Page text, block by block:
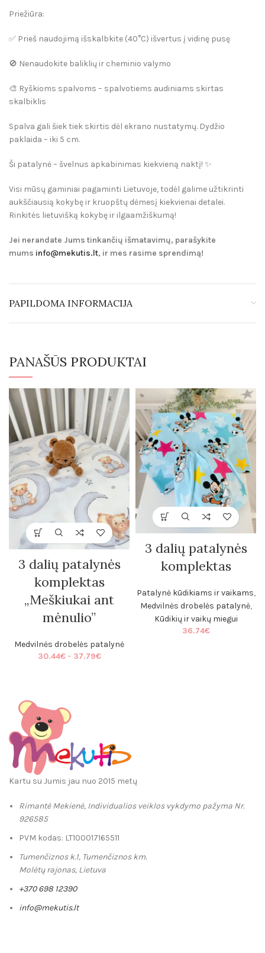
Priežiūra:
✅ Prieš naudojimą išskalbkite (40°C) išvertus į vidinę pusę
🚫 Nenaudokite baliklių ir cheminio valymo
🎨 Ryškioms spalvoms – spalvotiems audiniams skirtas
skalbiklis
Spalva gali šiek tiek skirtis dėl ekrano nustatymų. Dydžio
paklaida – iki 5 cm.
Ši patalynė – švelnus apkabinimas kiekvieną naktį! ✨
Visi mūsų gaminiai pagaminti Lietuvoje, todėl galime užtikrinti
aukščiausią kokybę ir kruopštų dėmesį kiekvienai detalei.
Rinkitės lietuvišką kokybę ir ilgaamžiškumą!
Jei nerandate Jums tinkančių išmatavimų, parašykite
mums info@mekutis.lt, ir mes rasime sprendimą!
PAPILDOMA INFORMACIJA
PANAŠŪS PRODUKTAI
3 dalių patalynės
komplektas
„Meškiukai ant
mėnulio”
Medvilnės drobelės patalynė
30.44€ – 37.79€Price
3 dalių patalynės
komplektas
Patalynė kūdikiams ir vaikams,
Medvilnės drobelės patalynė,
Kūdikių ir vaikų miegui
36.74€
Kartu su Jumis jau nuo 2015 metų
Rimantė Mekienė, Individualios veiklos vykdymo pažyma Nr.
926585
PVM kodas: LT100017165511
Tumenčiznos k.1, Tumenčiznos km.
Molėtų rajonas, Lietuva
+370 698 12390
info@mekutis.lt